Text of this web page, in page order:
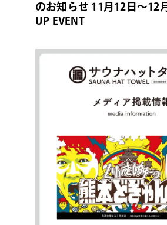
のお知らせ 11月12日〜12
UP EVENT